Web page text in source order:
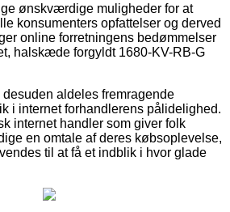
ønskværdige muligheder for at
konsumenters opfattelser og derved
online forretningens bedømmelser
halskæde forgyldt 1680-KV-RB-G
aldeles fremragende
i internet forhandlerens pålidelighed.
internet handler som giver folk
en omtale af deres købsoplevelse,
til at få et indblik i hvor glade